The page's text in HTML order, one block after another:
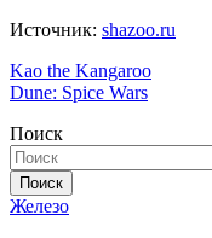
Источник: shazoo.ru
Навигация
по
записям
Kao the Kangaroo
Dune: Spice Wars
Поиск
Поиск
Железо